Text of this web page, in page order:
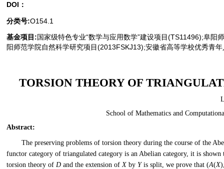
DOI：
分类号:O154.1
基金项目:国家级特色专业“数学与应用数学”建设项目(TS11496);阜
阳师范学院自然科学研究项目(2013FSKJ13);安徽省高等学校优秀青
TORSION THEORY OF
School of Mathematics and
Abstract:
The preserving problems of torsion theory during the course of the
functor category of triangulated category is an Abelian category, it is
torsion theory of D and the extension ofX by Yis split, we prove that (A(X